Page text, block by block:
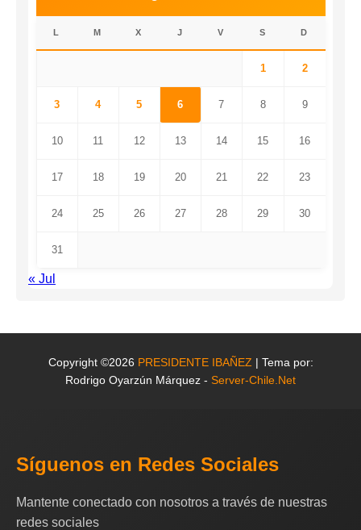
L M X J V S D
1 2
3 4 5 6 7 8 9
10 11 12 13 14 15 16
17 18 19 20 21 22 23
24 25 26 27 28 29 30
31
« Jul
Copyright ©2026 PRESIDENTE IBAÑEZ | Tema por:
Rodrigo Oyarzún Márquez - Server-Chile.Net
Síguenos en Redes Sociales
Mantente conectado con nosotros a través de nuestras
redes sociales